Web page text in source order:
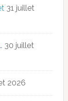
31 juillet
30 juillet
2026